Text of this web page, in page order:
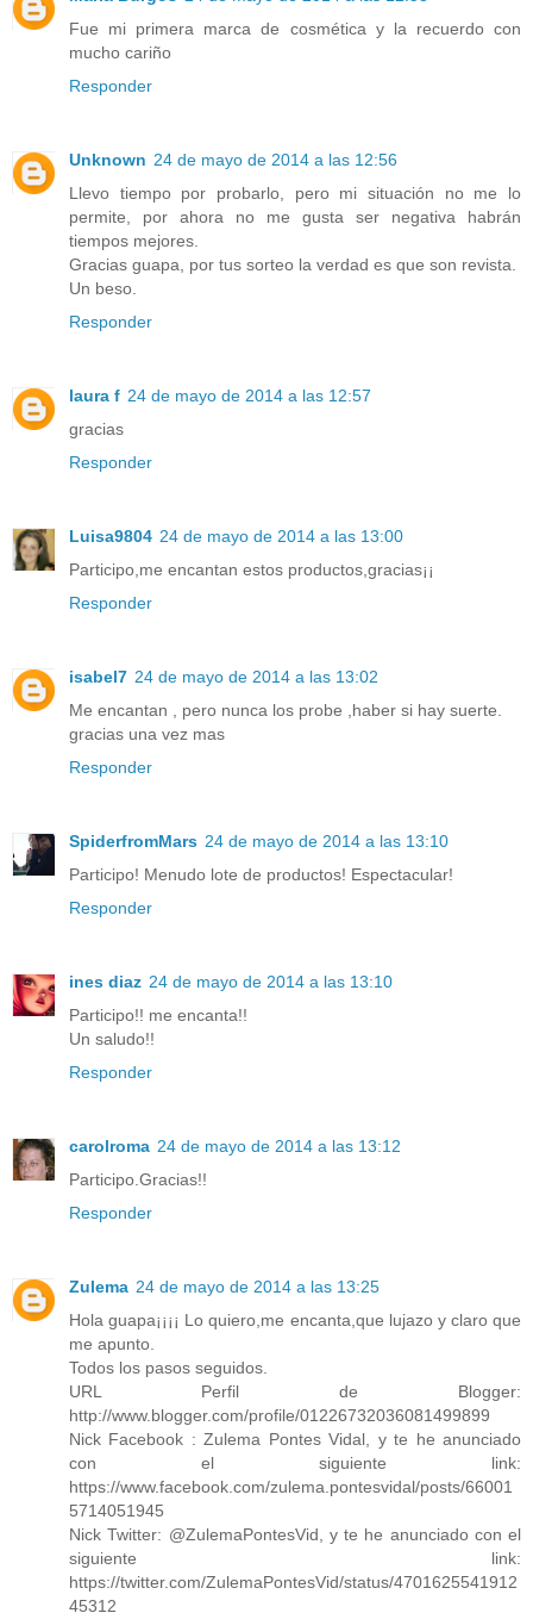
Fue mi primera marca de cosmética y la recuerdo con
mucho cariño
Responder
Unknown 24 de mayo de 2014 a las 12:56
Llevo tiempo por probarlo, pero mi situación no me lo
permite, por ahora no me gusta ser negativa habrán
tiempos mejores.
Gracias guapa, por tus sorteo la verdad es que son revista.
Un beso.
Responder
laura f 24 de mayo de 2014 a las 12:57
gracias
Responder
Luisa9804 24 de mayo de 2014 a las 13:00
Participo,me encantan estos productos,gracias¡¡
Responder
isabel7 24 de mayo de 2014 a las 13:02
Me encantan , pero nunca los probe ,haber si hay suerte.
gracias una vez mas
Responder
SpiderfromMars 24 de mayo de 2014 a las 13:10
Participo! Menudo lote de productos! Espectacular!
Responder
ines diaz 24 de mayo de 2014 a las 13:10
Participo!! me encanta!!
Un saludo!!
Responder
carolroma 24 de mayo de 2014 a las 13:12
Participo.Gracias!!
Responder
Zulema 24 de mayo de 2014 a las 13:25
Hola guapa¡¡¡¡ Lo quiero,me encanta,que lujazo y claro que
me apunto.
Todos los pasos seguidos.
URL Perfil de Blogger:
http://www.blogger.com/profile/01226732036081499899
Nick Facebook : Zulema Pontes Vidal, y te he anunciado
con el siguiente link:
https://www.facebook.com/zulema.pontesvidal/posts/66001
5714051945
Nick Twitter: @ZulemaPontesVid, y te he anunciado con el
siguiente link:
https://twitter.com/ZulemaPontesVid/status/4701625541912
45312